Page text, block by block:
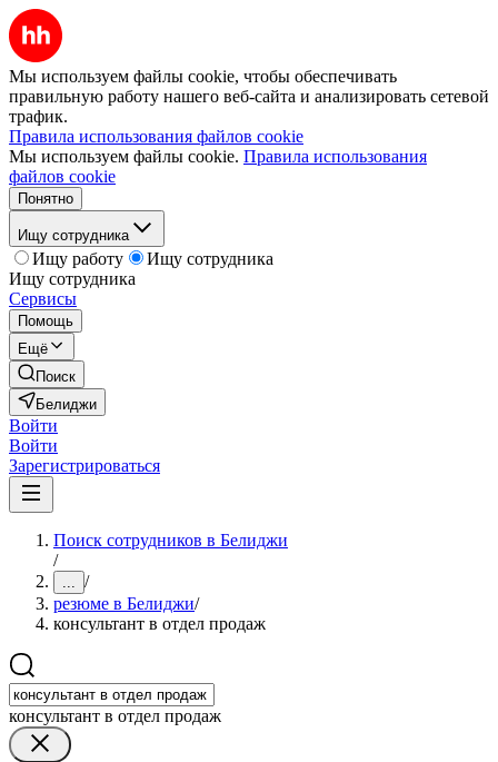
Мы используем файлы cookie, чтобы обеспечивать
правильную работу нашего веб-сайта и анализировать сетевой
трафик.
Правила использования файлов cookie
Мы используем файлы cookie. Правила использования
файлов cookie
Понятно
Ищу сотрудника
Ищу работу
Ищу сотрудника
Ищу сотрудника
Сервисы
Помощь
Ещё
Поиск
Белиджи
Войти
Войти
Зарегистрироваться
Поиск сотрудников в Белиджи
/
... /
резюме в Белиджи/
консультант в отдел продаж
консультант в отдел продаж